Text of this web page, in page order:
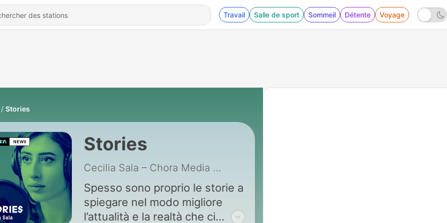
Travail Salle de sport Sommeil Détente Voyage
Stories
Stories
Cecilia Sala – Chora Media |
Spesso sono proprio le storie a
spiegare nel modo migliore
l’attualità e la realtà che ci